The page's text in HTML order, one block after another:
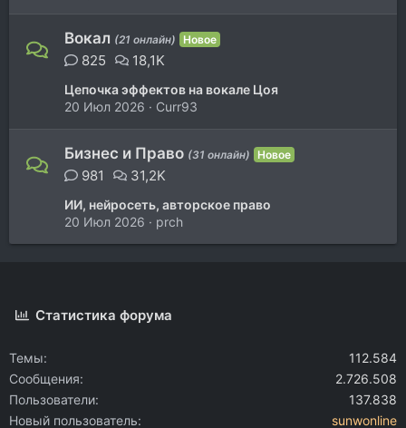
Вокал (21 онлайн) Новое
825 18,1K
Цепочка эффектов на вокале Цоя
20 Июл 2026
Curr93
Бизнес и Право (31 онлайн) Новое
981 31,2K
ИИ, нейросеть, авторское право
20 Июл 2026
prch
Статистика форума
Темы
112.584
Сообщения
2.726.508
Пользователи
137.838
Новый пользователь
sunwonline